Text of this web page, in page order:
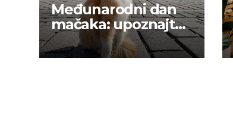
Međunarodni dan
mačaka: upoznajte
istanbulske mace